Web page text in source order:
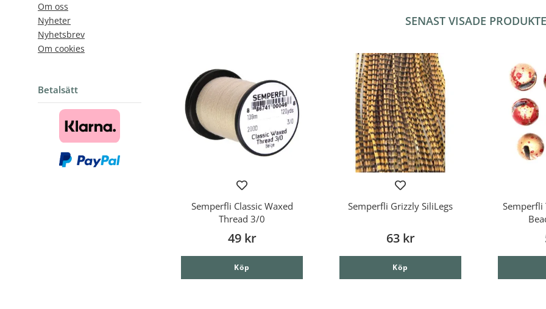
Om oss
Nyheter
Nyhetsbrev
Om cookies
Betalsätt
SENAST VISADE
Semperfli Classic Waxed
Thread 3/0
49 kr
Köp
Semperfli Grizzly SiliLegs
63 kr
Köp
Semperfli